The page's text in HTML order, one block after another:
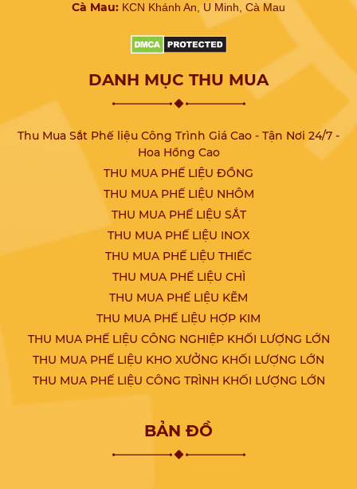
Cà Mau: KCN Khánh An, U Minh, Cà Mau
DANH MỤC THU MUA
Thu Mua Sắt Phế liệu Công Trình Giá Cao - Tận Nơi 24/7 -
Hoa Hồng Cao
THU MUA PHẾ LIỆU ĐỒNG
THU MUA PHẾ LIỆU NHÔM
THU MUA PHẾ LIỆU SẮT
THU MUA PHẾ LIỆU INOX
THU MUA PHẾ LIỆU THIẾC
THU MUA PHẾ LIỆU CHÌ
THU MUA PHẾ LIỆU KẼM
THU MUA PHẾ LIỆU HỢP KIM
THU MUA PHẾ LIỆU CÔNG NGHIỆP KHỐI LƯỢNG LỚN
THU MUA PHẾ LIỆU KHO XƯỞNG KHỐI LƯỢNG LỚN
THU MUA PHẾ LIỆU CÔNG TRÌNH KHỐI LƯỢNG LỚN
BẢN ĐỒ